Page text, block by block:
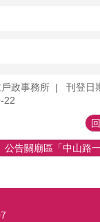
政事務所
刊登日
22
公告關廟區「中山路